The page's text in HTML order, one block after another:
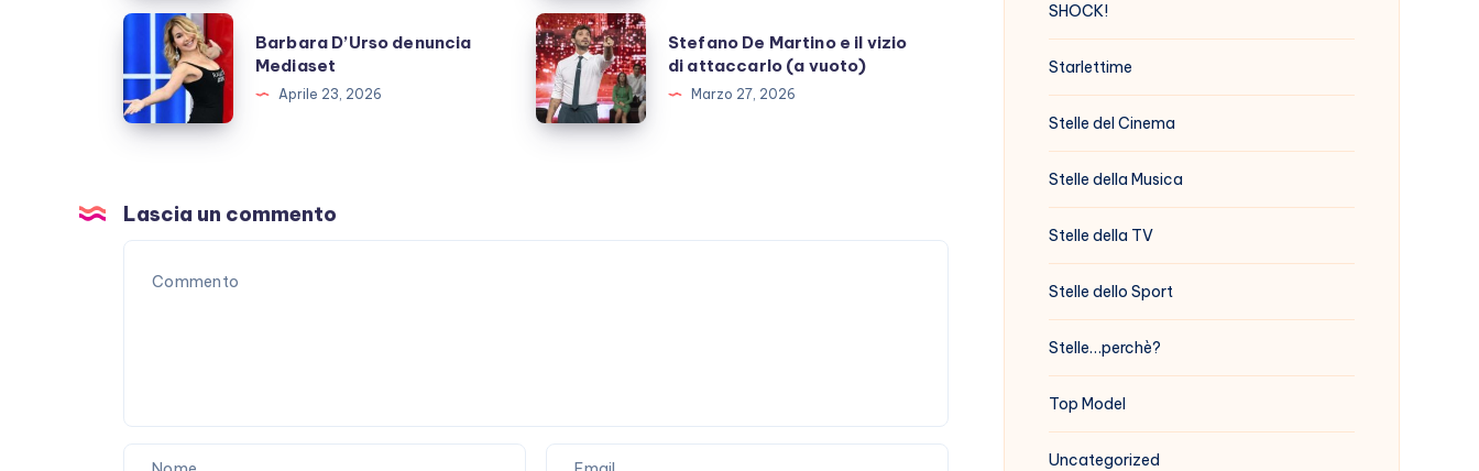
cosa
sappiamo
dopo
GFVip?
Barbara
D’Urso
denuncia
Mediaset
Barbara D’Urso denuncia
Mediaset
Aprile 23, 2026
Stefano
De
Martino
e
attaccarlo
Stefano De Martino e il vizio
di attaccarlo (a vuoto)
Marzo 27, 2026
Lascia un commento
SHOCK!
Starlettime
Stelle del Cinema
Stelle della Musica
Stelle della TV
Stelle dello Sport
Stelle…perchè?
Top Model
Uncategorized